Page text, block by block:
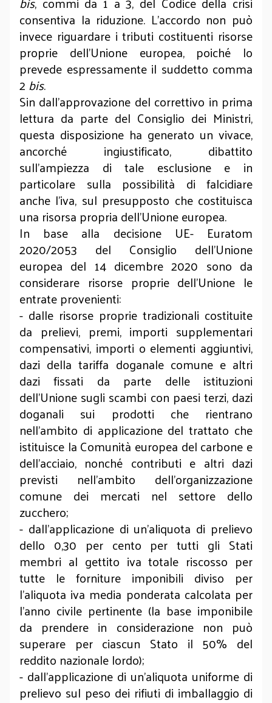
consentiva la riduzione. L’accordo non può
invece riguardare i tributi costituenti risorse
proprie dell’Unione europea, poiché lo
prevede espressamente il suddetto comma
2bis.
Sin dall’approvazione del correttivo in prima
lettura da parte del Consiglio dei Ministri,
questa disposizione ha generato un vivace,
ancorché ingiustificato, dibattito
sull’ampiezza di tale esclusione e in
particolare sulla possibilità di falcidiare
anche l’iva, sul presupposto che costituisca
una risorsa propria dell’Unione europea.
In base alla decisione UE- Euratom
2020/2053 del Consiglio dell’Unione
europea del 14 dicembre 2020 sono da
considerare risorse proprie dell’Unione le
entrate provenienti:
- dalle risorse proprie tradizionali costituite
da prelievi, premi, importi supplementari
compensativi, importi o elementi aggiuntivi,
dazi della tariffa doganale comune e altri
dazi fissati da parte delle istituzioni
dell’Unione sugli scambi con paesi terzi, dazi
doganali sui prodotti che rientrano
nell’ambito di applicazione del trattato che
istituisce la Comunità europea del carbone e
dell’acciaio, nonché contributi e altri dazi
previsti nell’ambito dell’organizzazione
comune dei mercati nel settore dello
zucchero;
- dall’applicazione di un’aliquota di prelievo
dello 0,30 per cento per tutti gli Stati
membri al gettito iva totale riscosso per
tutte le forniture imponibili diviso per
l’aliquota iva media ponderata calcolata per
l’anno civile pertinente (la base imponibile
da prendere in considerazione non può
superare per ciascun Stato il 50% del
reddito nazionale lordo);
- dall’applicazione di un’aliquota uniforme di
prelievo sul peso dei rifiuti di imballaggio di